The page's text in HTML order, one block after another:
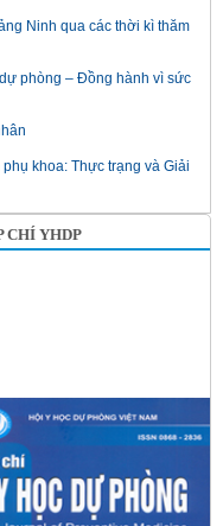
Ninh qua các thời kì thăm
phòng – Đồng hành vì sức
khoa: Thực trạng và Giải
CHÍ YHDP